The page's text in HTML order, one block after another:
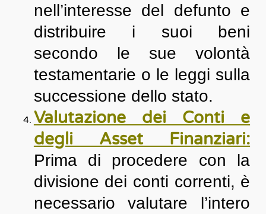
nell’interesse del defunto e
distribuire i suoi beni
secondo le sue volontà
testamentarie o le leggi sulla
successione dello stato.
Valutazione dei Conti e
degli Asset Finanziari:
Prima di procedere con la
divisione dei conti correnti, è
necessario valutare l’intero